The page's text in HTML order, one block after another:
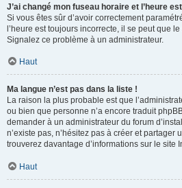
J’ai changé mon fuseau horaire et l’heure
Si vous êtes sûr d’avoir correctement
l’heure est toujours incorrecte, il se peut que
Signalez ce problème à un administrateur.
Haut
Ma langue n’est pas dans la liste !
La raison la plus probable est que
ou bien que personne n’a encore traduit
demander à un administrateur du forum
n’existe pas, n’hésitez pas à créer et partager
trouverez davantage d’informations sur le site
Haut